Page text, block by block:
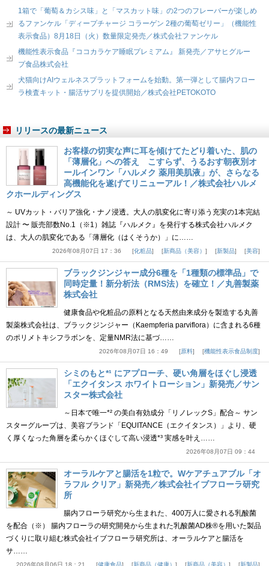
1箱で「葡萄＆カシス味」と「マスカット味」の2つのフレーバーが楽しめ
るファンケル「ディープチャージ コラーゲン 2種の葡萄ゼリー」（機能性
表示食品）8月18日（火）数量限定発売／株式会社ファンケル
機能性表示食品『ココカラケア睡眠プレミアム』 新発売／アサヒグルー
プ食品株式会社
犬猫向けAIウェルネスプラットフォームを始動。第一弾として腸内フロー
ラ検査キット・腸活サプリを提供開始／株式会社PETOKOTO
リリースの最新ニュース
お客様の切実な声に耳を傾けてたどり着いた、肌の
「薄層化」への答え こすらず、うるおす朝夜別オ
ールインワン「ハルメク 薬用美肌液」が、さらなる
高機能化を遂げてリニューアル！／株式会社ハルメ
クホールディングス
～ UVカット・バリア強化・ナノ浸透。大人の肌変化に寄り添う充実の1本完結
設計 〜 販売部数No.1（※1）雑誌『ハルメク』を発行する株式会社ハルメク
は、大人の肌変化である「薄層化（はくそうか）」に……
2026年08月07日 17：36 化粧品 新商品（美容） 新製品 美容
ブラックジンジャー成分6種を「1種類の標準品」で
同時定量！新分析法（RMS法）を確立！／丸善製薬
株式会社
健康食品や化粧品の原料となる天然由来成分を製造する丸善
製薬株式会社は、ブラックジンジャー（Kaempferia parviflora）に含まれる6種
のポリメトキシフラボンを、定量NMR法に基づ……
2026年08月07日 16：49 原料 機能性表示食品制度
シミのもと*¹ にアプローチ、硬い角層をほぐし浸透
「エクイタンス ホワイトローション」新発売／サン
スター株式会社
～日本で唯一*² の美白有効成分「リノレックS」配合～ サン
スターグループは、美容ブランド「EQUITANCE（エクイタンス）」より、硬
く厚くなった角層を柔らかくほぐして高い浸透*³ 実感を叶え……
2026年08月07日 09：44
オーラルケアと腸活を1粒で。Wケアチュアブル「オ
ラフル クリア」新発売／株式会社イブフローラ研究
所
腸内フローラ研究から生まれた、400万人に愛される乳酸菌
を配合（※） 腸内フローラの研究開発から生まれた乳酸菌AD株®を用いた製品
づくりに取り組む株式会社イブフローラ研究所は、オーラルケアと腸活を
サ……
2026年08月06日 18：21 健康食品 新商品（健康） 新商品（美容） 新製品